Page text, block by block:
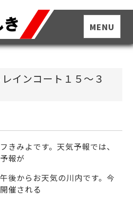
インコート１５～３
みよです。天気予報では、
報が
後からお天気の川内です。今
催される